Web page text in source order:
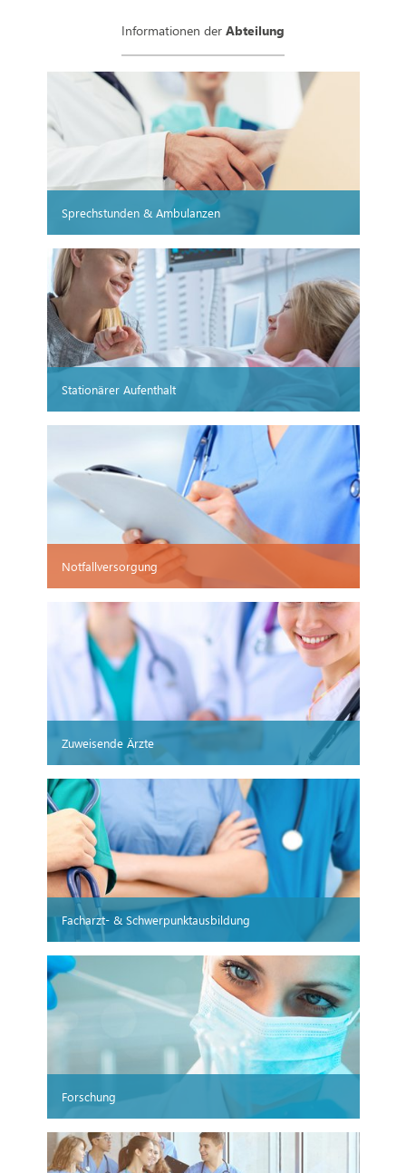
Informationen der Abteilung
Sprechstunden & Ambulanzen
Stationärer Aufenthalt
Notfallversorgung
Zuweisende Ärzte
Facharzt- & Schwerpunktausbildung
Forschung